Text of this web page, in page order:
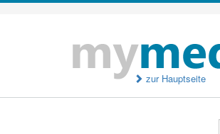
zur Hauptseite